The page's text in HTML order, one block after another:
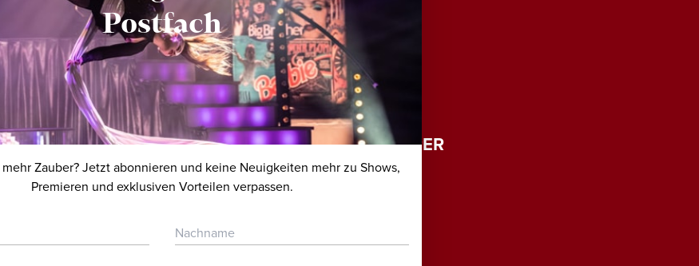
Fax: 0211-828 90 999
info@apollo-variete.com
UND GESCHÄFTSFÜHRER
Dirk Renner
Fax.: 0221-96 494 32
GESCHÄFTSFÜHRER
Patrick Philadelphia
Postfach
Zauber? Jetzt abonnieren und keine Neuigkeiten mehr zu Shows,
Premieren und exklusiven Vorteilen verpassen.